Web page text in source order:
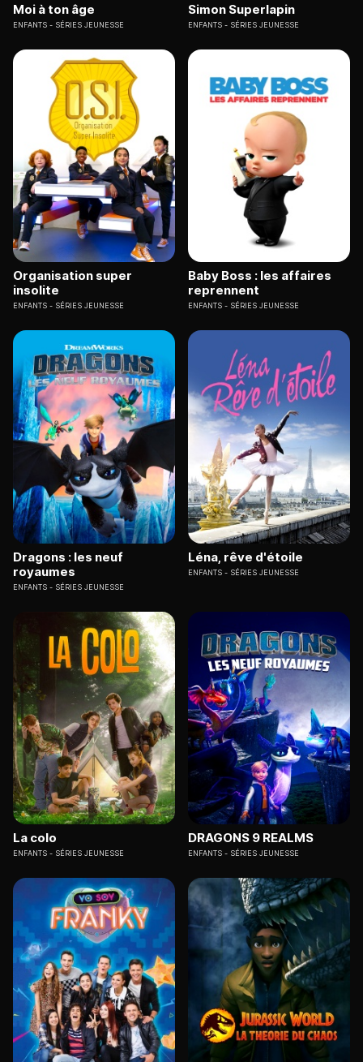
Moi à ton âge
ENFANTS SÉRIES JEUNESSE
Simon Superlapin
ENFANTS SÉRIES JEUNESSE
Organisation super
insolite
ENFANTS SÉRIES JEUNESSE
Baby Boss : les affaires
reprennent
ENFANTS SÉRIES JEUNESSE
Dragons : les neuf
royaumes
ENFANTS SÉRIES JEUNESSE
Léna, rêve d'étoile
ENFANTS SÉRIES JEUNESSE
La colo
ENFANTS SÉRIES JEUNESSE
DRAGONS 9 REALMS
ENFANTS SÉRIES JEUNESSE